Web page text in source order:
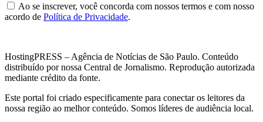
Ao se inscrever, você concorda com nossos termos e com nosso
acordo de Política de Privacidade.
HostingPRESS – Agência de Notícias de São Paulo. Conteúdo
distribuído por nossa Central de Jornalismo. Reprodução autorizada
mediante crédito da fonte.
Este portal foi criado especificamente para conectar os leitores da
nossa região ao melhor conteúdo. Somos líderes de audiência local.